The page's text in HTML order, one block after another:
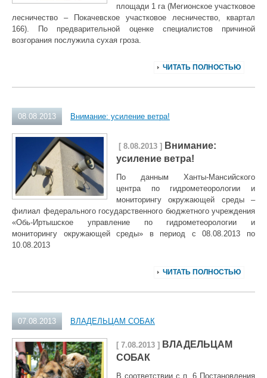
площади 1 га (Мегионское участковое
лесничество – Покачевское участковое лесничество, квартал
166). По предварительной оценке специалистов причиной
возгорания послужила сухая гроза.
ЧИТАТЬ ПОЛНОСТЬЮ
08.08.2013 Внимание: усиление ветра!
[ 8.08.2013 ] Внимание:
усиление ветра!
По данным Ханты-Мансийского
центра по гидрометеорологии и
мониторингу окружающей среды –
филиал федерального государственного бюджетного учреждения
«Обь-Иртышское управление по гидрометеорологии и
мониторингу окружающей среды» в период с 08.08.2013 по
10.08.2013
ЧИТАТЬ ПОЛНОСТЬЮ
07.08.2013 ВЛАДЕЛЬЦАМ СОБАК
[ 7.08.2013 ] ВЛАДЕЛЬЦАМ
СОБАК
В соответствии с п. 6 Постановления